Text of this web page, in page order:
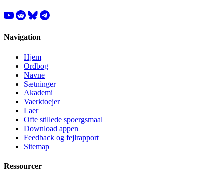
Navigation
Hjem
Ordbog
Navne
Sætninger
Akademi
Vaerktoejer
Laer
Ofte stillede spoergsmaal
Download appen
Feedback og fejlrapport
Sitemap
Ressourcer